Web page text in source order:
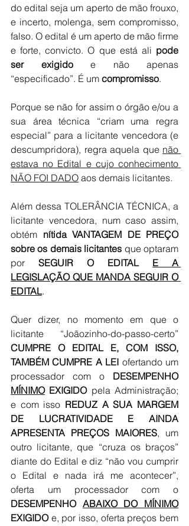
do edital seja um aperto de mão frouxo,
e incerto, molenga, sem compromisso,
falso. O edital é um aperto de mão firme
e forte, convicto. O que está ali pode
ser exigido e não apenas
“especificado”. É um compromisso.
Porque se não for assim o órgão e/ou a
sua área técnica “criam uma regra
especial” para a licitante vencedora (e
descumpridora), regra aquela que não
estava no Edital e cujo conhecimento
NÃO FOI DADO aos demais licitantes.
Além dessa TOLERÂNCIA TÉCNICA, a
licitante vencedora, num caso assim,
obtém nítida VANTAGEM DE PREÇO
sobre os demais licitantes que optaram
por SEGUIR O EDITAL E A
LEGISLAÇÃO QUE MANDA SEGUIR O
EDITAL.
Quer dizer, no momento em que o
CUMPRE O EDITAL E, COM ISSO,
TAMBÉM CUMPRE A LEI ofertando um
processador com o
DESEMPENHO
MÍNIMO EXIGIDO pela Administração;
e com isso REDUZ A SUA MARGEM
DE LUCRATIVIDADE E AINDA
APRESENTA PREÇOS MAIORES, um
outro licitante, que “cruza os braços”
diante do Edital e diz “não vou cumprir
o Edital e nada irá me acontecer”,
DESEMPENHO ABAIXO DO MÍNIMO
EXIGIDO e, por isso, oferta preços bem